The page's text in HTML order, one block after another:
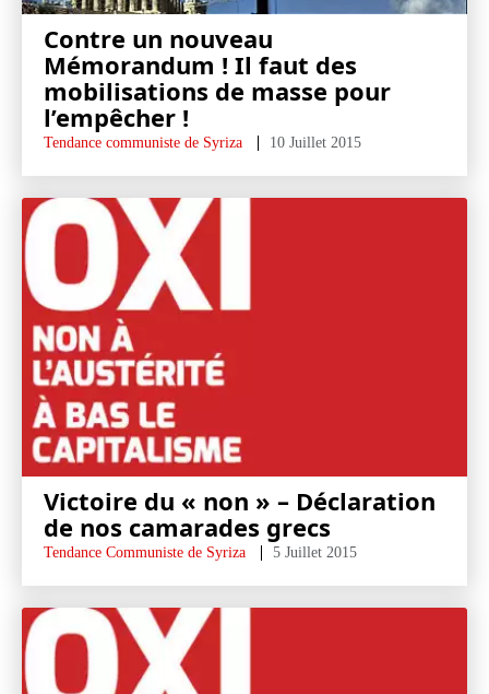
Contre un nouveau
Mémorandum ! Il faut des
mobilisations de masse pour
l’empêcher !
Tendance communiste de Syriza 10 Juillet 2015
Victoire du « non » – Déclaration
de nos camarades grecs
Tendance Communiste de Syriza 5 Juillet 2015